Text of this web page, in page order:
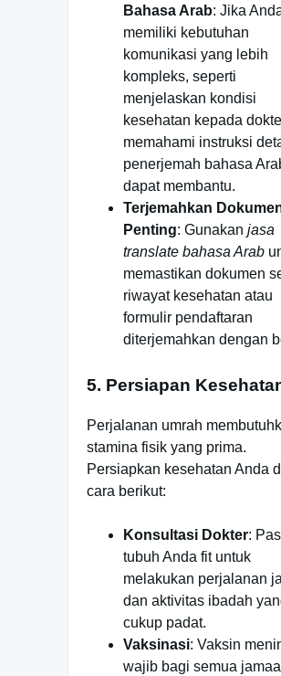
Bahasa Arab: Jika
memiliki kebutuhan
komunikasi yang lebih
kompleks, seperti
menjelaskan kondisi
kesehatan kepada
memahami instruksi
penerjemah bahasa
dapat membantu.
Terjemahkan
Penting: Gunakan jasa
translate bahasa Arab
memastikan dokumen
riwayat kesehatan atau
formulir pendaftaran
diterjemahkan dengan
5. Persiapan
Perjalanan umrah
stamina fisik yang prima.
Persiapkan kesehatan Anda
cara berikut:
Konsultasi Dokter:
tubuh Anda fit untuk
melakukan perjalanan
dan aktivitas ibadah
cukup padat.
Vaksinasi: Vaksin
wajib bagi semua